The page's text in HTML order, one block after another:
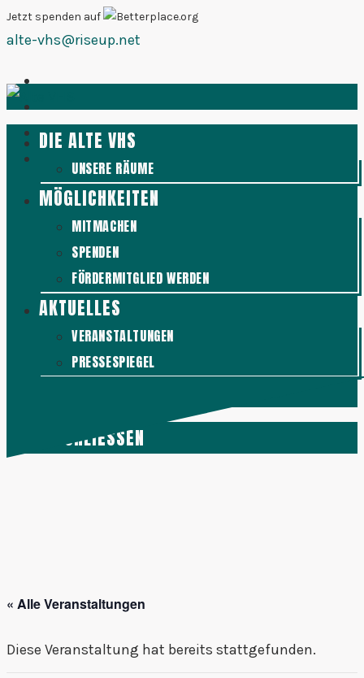
Zum
Inhalt
Jetzt spenden auf
alte-vhs@riseup.net
DIE ALTE VHS
UNSERE RÄUME
MÖGLICHKEITEN
MITMACHEN
SPENDEN
FÖRDERMITGLIED WERDEN
AKTUELLES
VERANSTALTUNGEN
PRESSESPIEGEL
SCHLIESSEN
« Alle Veranstaltungen
Diese Veranstaltung hat bereits stattgefunden.